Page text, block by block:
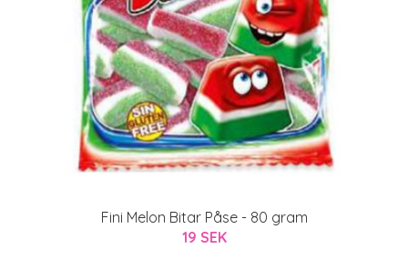
Fini Melon Bitar Påse - 80 gram
19 SEK